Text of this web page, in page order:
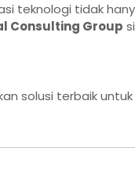
teknologi tidak
Consulting Group
solusi terbaik untuk